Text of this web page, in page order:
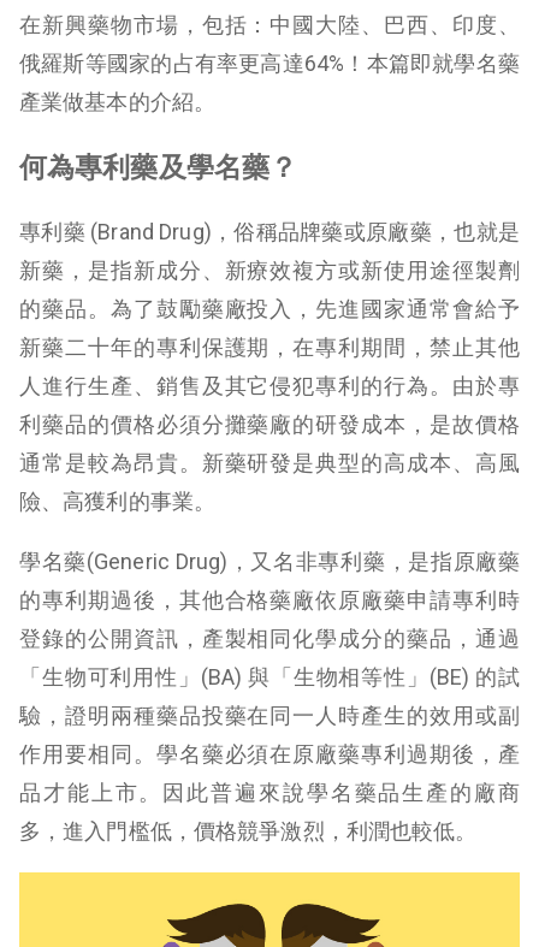
在新興藥物市場，包括：中國大陸、巴西、印度、
俄羅斯等國家的占有率更高達64%！本篇即就學名藥
產業做基本的介紹。
何為專利藥及學名藥？
專利藥 (Brand Drug)，俗稱品牌藥或原廠藥，也就是
新藥，是指新成分、新療效複方或新使用途徑製劑
的藥品。為了鼓勵藥廠投入，先進國家通常會給予
新藥二十年的專利保護期，在專利期間，禁止其他
人進行生產、銷售及其它侵犯專利的行為。由於專
利藥品的價格必須分攤藥廠的研發成本，是故價格
通常是較為昂貴。新藥研發是典型的高成本、高風
險、高獲利的事業。
學名藥(Generic Drug)，又名非專利藥，是指原廠藥
的專利期過後，其他合格藥廠依原廠藥申請專利時
登錄的公開資訊，產製相同化學成分的藥品，通過
「生物可利用性」(BA) 與「生物相等性」(BE) 的試
驗，證明兩種藥品投藥在同一人時產生的效用或副
作用要相同。學名藥必須在原廠藥專利過期後，產
品才能上市。因此普遍來說學名藥品生產的廠商
多，進入門檻低，價格競爭激烈，利潤也較低。